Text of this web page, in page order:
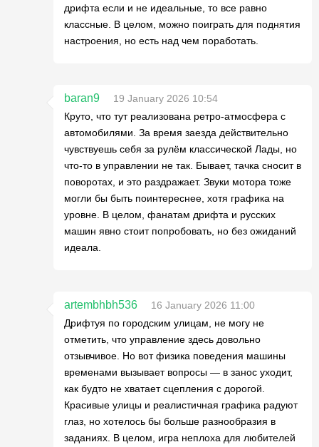
дрифта если и не идеальные, то все равно
классные. В целом, можно поиграть для поднятия
настроения, но есть над чем поработать.
baran9
19 January 2026 10:54
Круто, что тут реализована ретро-атмосфера с
автомобилями. За время заезда действительно
чувствуешь себя за рулём классической Лады, но
что-то в управлении не так. Бывает, тачка сносит в
поворотах, и это раздражает. Звуки мотора тоже
могли бы быть поинтереснее, хотя графика на
уровне. В целом, фанатам дрифта и русских
машин явно стоит попробовать, но без ожиданий
идеала.
artembhbh536
16 January 2026 11:00
Дрифтуя по городским улицам, не могу не
отметить, что управление здесь довольно
отзывчивое. Но вот физика поведения машины
временами вызывает вопросы — в занос уходит,
как будто не хватает сцепления с дорогой.
Красивые улицы и реалистичная графика радуют
глаз, но хотелось бы больше разнообразия в
заданиях. В целом, игра неплоха для любителей